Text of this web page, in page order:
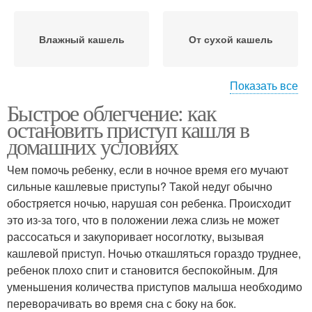
Влажный кашель От сухой кашель
Таблетки от сухого
кашля
Редьки с медом
Методы от кашля Продуктивные кашли
Лекарства от кашля Борьба с кашлем
Показать все
Быстрое облегчение: как
остановить приступ кашля в
домашних условиях
Чем помочь ребенку, если в ночное время его мучают
сильные кашлевые приступы? Такой недуг обычно
обостряется ночью, нарушая сон ребенка. Происходит
это из-за того, что в положении лежа слизь не может
рассосаться и закупоривает носоглотку, вызывая
кашлевой приступ. Ночью откашляться гораздо труднее,
ребенок плохо спит и становится беспокойным. Для
уменьшения количества приступов малыша необходимо
переворачивать во время сна с боку на бок.